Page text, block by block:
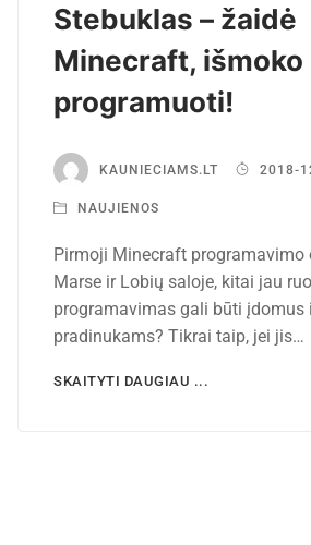
Stebuklas – žaidė
Minecraft, išmoko
programuoti!
KAUNIECIAMS.LT 2018-
NAUJIENOS
Pirmoji Minecraft programavimo
Marse ir Lobių saloje, kitai jau
programavimas gali būti įdomus
pradinukams? Tikrai taip, jei jis…
SKAITYTI DAUGIAU ...